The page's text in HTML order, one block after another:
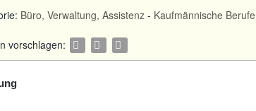
Büro, Verwaltung, Assistenz - Kaufmännische Berufe
vorschlagen: